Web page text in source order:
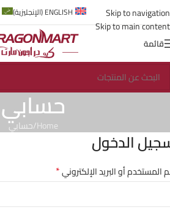
Skip to navigation
Skip to main content
ENGLISH
(الإنجليزية)
قائمة
حسابي
Home حسابي
الدخول
المستخدم أو البريد الإلكتروني*